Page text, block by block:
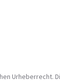
Urheberrecht.